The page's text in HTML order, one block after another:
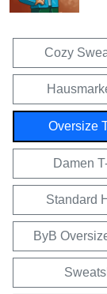
Cozy
Oversize
Damen
Standard
ByB